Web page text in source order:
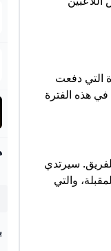
التي دفعت
هذه الفترة
سيرتدي
والتي
من عشاق
فالموقع هو